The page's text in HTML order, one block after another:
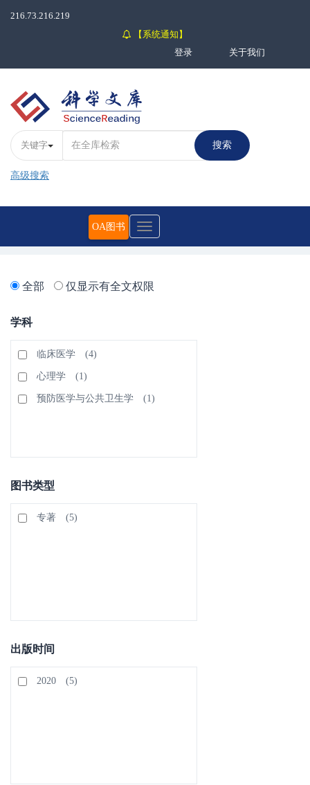
216.73.216.219
【系统通知】
登录
关于我们
关键字 搜索
高级搜索
Toggle
OA图书
全部 仅显示有全文权限
学科
临床医学 (4)
心理学 (1)
预防医学与公共卫生学 (1)
图书类型
专著 (5)
出版时间
2020 (5)